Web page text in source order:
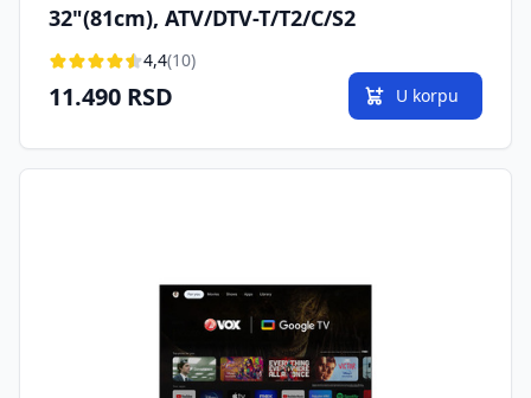
32"(81cm), ATV/DTV-T/T2/C/S2
4,4(10)
11.490 RSD U korpu